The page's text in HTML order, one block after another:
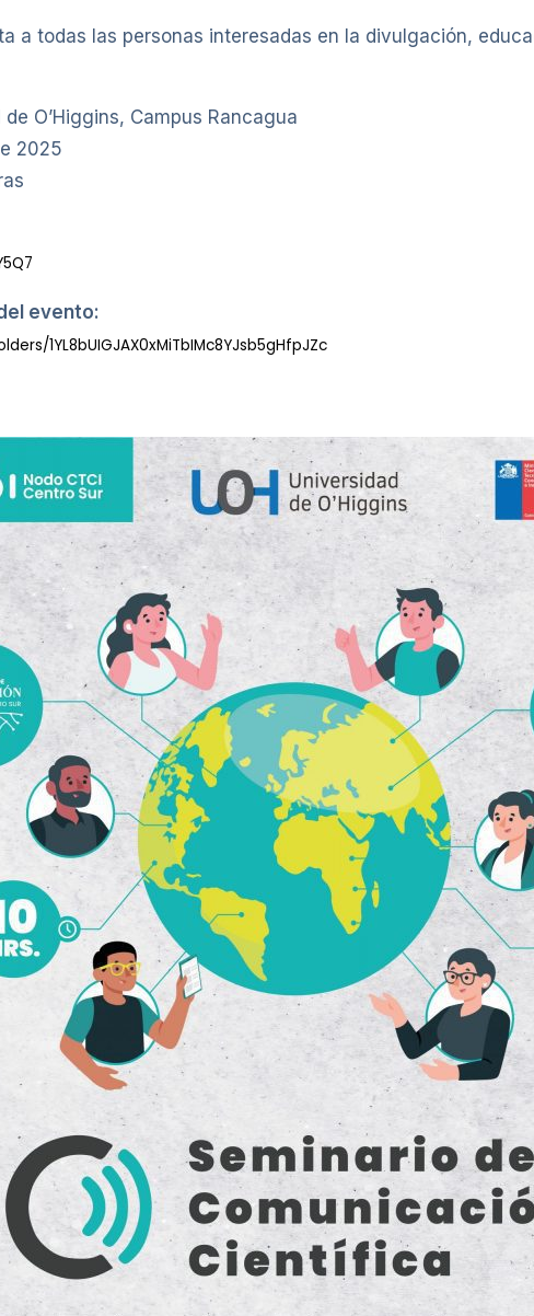
a todas las personas interesadas en la divulgación,
O’Higgins, Campus Rancagua
2025
evento:
1YL8bUIGJAX0xMiTbIMc8YJsb5gHfpJZc